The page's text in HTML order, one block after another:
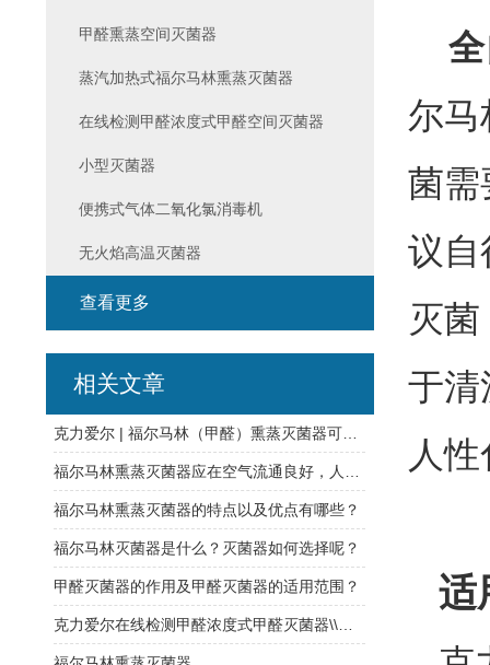
尔马
菌需
议自
灭
于清
人
适
甲醛熏蒸空间灭菌器
蒸汽加热式福尔马林熏蒸灭菌器
在线检测甲醛浓度式甲醛空间灭菌器
小型灭菌器
便携式气体二氧化氯消毒机
无火焰高温灭菌器
查看更多
相关文章
福尔马林熏蒸灭菌器的特点以及优点有哪些？
福尔马林灭菌器是什么？灭菌器如何选择呢？
甲醛灭菌器的作用及甲醛灭菌器的适用范围？